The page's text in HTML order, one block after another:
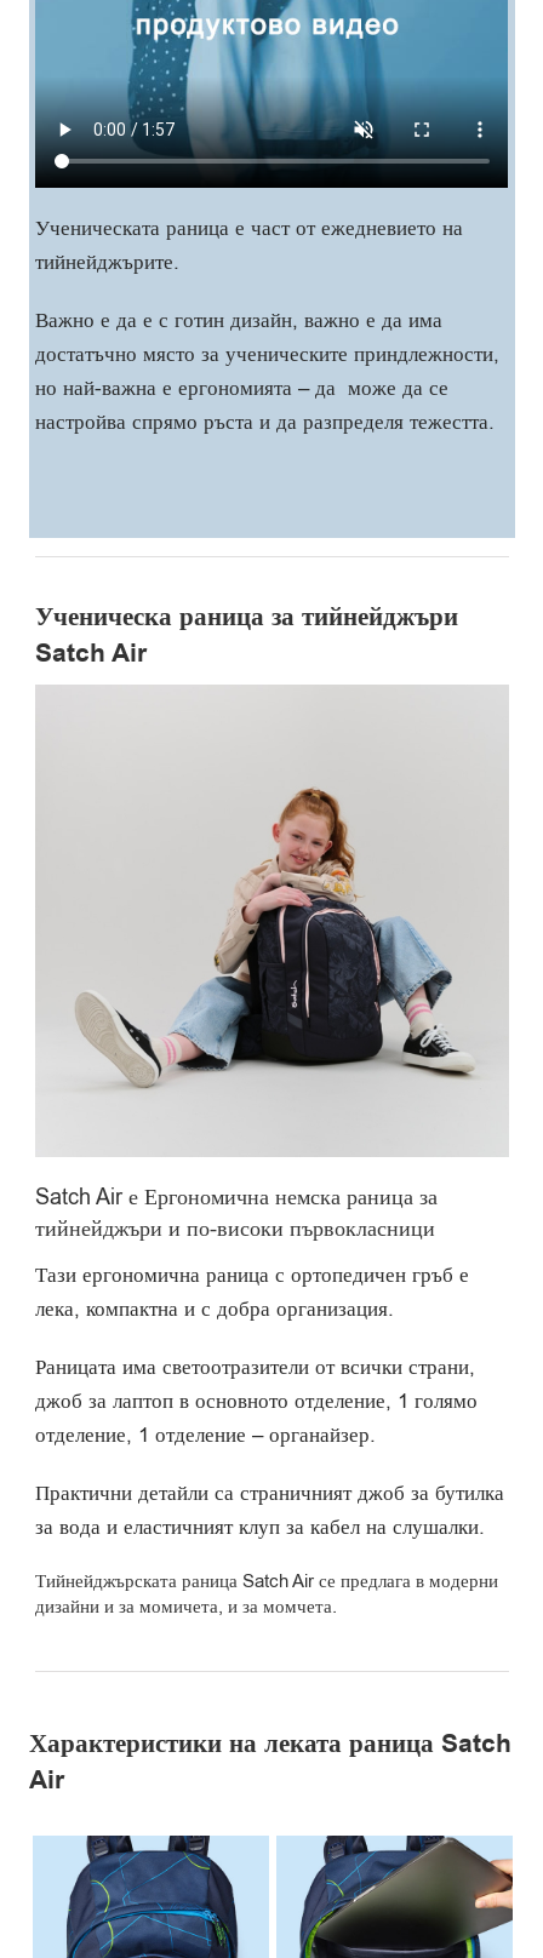
Ученическата раница е част от ежедневието на
тийнейджърите.
Важно е да е с готин дизайн, важно е да има
достатъчно място за ученическите приндлежности,
но най-важна е ергономията – да може да се
настройва спрямо ръста и да разпределя тежестта.
Ученическа раница за тийнейджъри
Satch Air
Satch Air е Ергономична немска раница за
тийнейджъри и по-високи първокласници
Тази ергономична раница с ортопедичен гръб е
лека, компактна и с добра организация.
Раницата има светоотразители от всички страни,
джоб за лаптоп в основното отделение, 1 голямо
отделение, 1 отделение – органайзер.
Практични детайли са страничният джоб за бутилка
за вода и еластичният клуп за кабел на слушалки.
Тийнейджърската раница Satch Air се предлага в модерни
дизайни и за момичета, и за момчета.
Характеристики на леката раница Satch
Air